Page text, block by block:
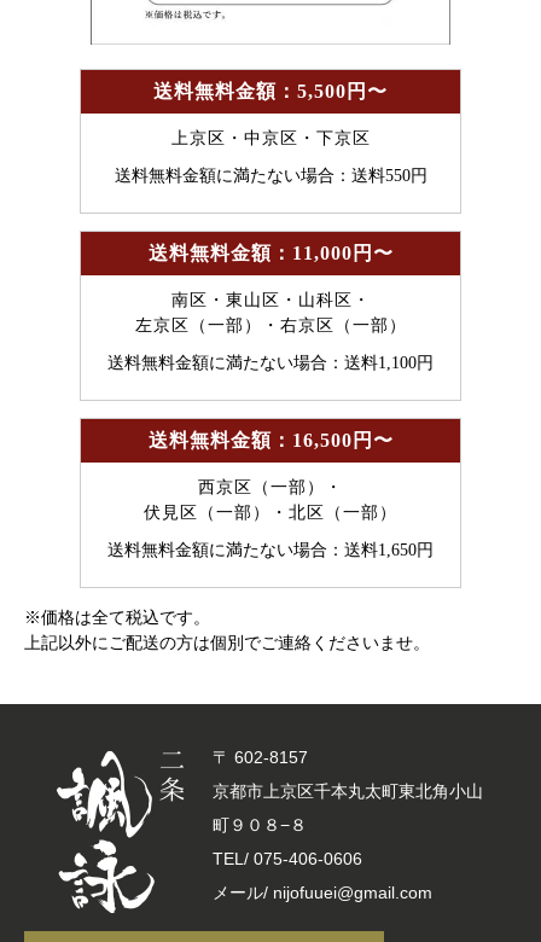
送料無料金額：5,500円〜
上京区・中京区・下京区
送料無料金額に満たない場合：送料550円
送料無料金額：11,000円〜
南区・東山区・山科区・
左京区（一部）・右京区（一部）
送料無料金額に満たない場合：送料1,100円
送料無料金額：16,500円〜
西京区（一部）・
伏見区（一部）・北区（一部）
送料無料金額に満たない場合：送料1,650円
※価格は全て税込です。
上記以外にご配送の方は個別でご連絡くださいませ。
〒 602-8157
京都市上京区千本丸太町東北角小山
町９０８−８
TEL/ 075-406-0606
メール/ nijofuuei@gmail.com